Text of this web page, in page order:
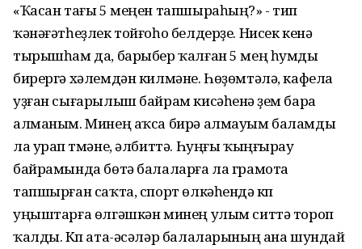
«Ҡасан тағы 5 меңен тапшыраһың?» - тип
ҡәнәғәтһеҙлек тойғоһо белдерҙе. Нисек кенә
тырышһам да, барыбер ҡалған 5 мең һумды
бирергә хәлемдән килмәне. Һөҙөмтәлә, кафела
уҙған сығарылыш байрам кисәһенә үҙем бара
алманым. Минең аҡса бирә алмауым баламды
ла урап үтмәне, әлбиттә. Һуңғы ҡыңғырау
байрамында бөтә балаларға ла грамота
тапшырған саҡта, спорт өлкәһендә күп
уңыштарға өлгәшкән минең улым ситтә тороп
ҡалды. Күп ата-әсәләр балаларының ана шундай